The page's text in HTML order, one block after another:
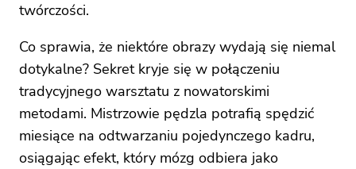
twórczości.
Co sprawia, że niektóre obrazy wydają się niemal
dotykalne? Sekret kryje się w połączeniu
tradycyjnego warsztatu z nowatorskimi
metodami. Mistrzowie pędzla potrafią spędzić
miesiące na odtwarzaniu pojedynczego kadru,
osiągając efekt, który mózg odbiera jako